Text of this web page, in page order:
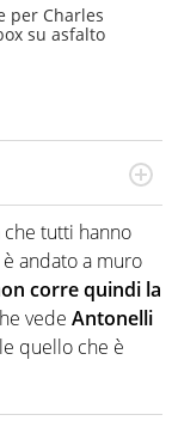
per Charles
su asfalto
i motori,
volentieri finisce
che tutti hanno
è andato a muro
corre quindi la
vede Antonelli
quello che è